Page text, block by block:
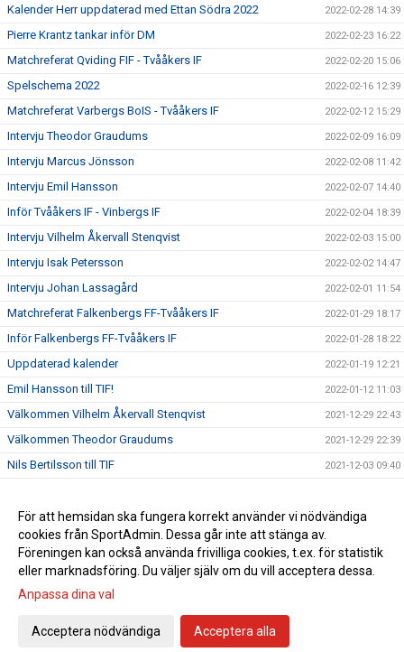
Kalender Herr uppdaterad med Ettan Södra 2022 2022-02-28 14:39
Pierre Krantz tankar inför DM 2022-02-23 16:22
Matchreferat Qviding FIF - Tvååkers IF 2022-02-20 15:06
Spelschema 2022 2022-02-16 12:39
Matchreferat Varbergs BoIS - Tvååkers IF 2022-02-12 15:29
Intervju Theodor Graudums 2022-02-09 16:09
Intervju Marcus Jönsson 2022-02-08 11:42
Intervju Emil Hansson 2022-02-07 14:40
Inför Tvååkers IF - Vinbergs IF 2022-02-04 18:39
Intervju Vilhelm Åkervall Stenqvist 2022-02-03 15:00
Intervju Isak Petersson 2022-02-02 14:47
Intervju Johan Lassagård 2022-02-01 11:54
Matchreferat Falkenbergs FF-Tvååkers IF 2022-01-29 18:17
Inför Falkenbergs FF-Tvååkers IF 2022-01-28 18:22
Uppdaterad kalender 2022-01-19 12:21
Emil Hansson till TIF! 2022-01-12 11:03
Välkommen Vilhelm Åkervall Stenqvist 2021-12-29 22:43
Välkommen Theodor Graudums 2021-12-29 22:39
Nils Bertilsson till TIF 2021-12-03 09:40
Pierre Krantz fortsätter som tränare för herrlaget 2021-07-30 16:58
Träningen drar igång 2021-07-28 10:43
Gå till Webbversion
För att hemsidan ska fungera korrekt använder vi nödvändiga
cookies från SportAdmin. Dessa går inte att stänga av.
Föreningen kan också använda frivilliga cookies, t.ex. för statistik
eller marknadsföring. Du väljer själv om du vill acceptera dessa.
Anpassa dina val
Acceptera nödvändiga Acceptera alla